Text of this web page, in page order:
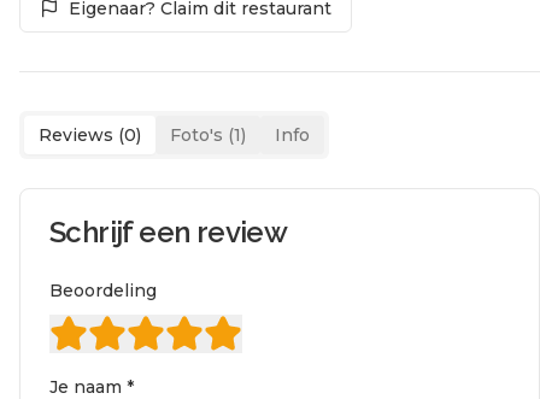
Eigenaar? Claim dit restaurant
Reviews (0) Foto's (1) Info
Schrijf een review
Beoordeling
Je naam *